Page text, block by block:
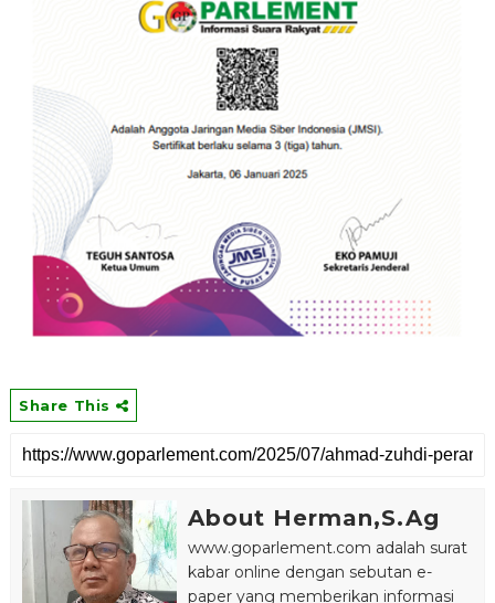
Share This
About Herman,S.Ag
www.goparlement.com adalah surat
kabar online dengan sebutan e-
paper yang memberikan informasi